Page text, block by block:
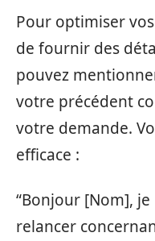
Pour optimiser
de fournir des
pouvez
votre précédent
votre demande.
efficace :
“Bonjour [Nom],
relancer